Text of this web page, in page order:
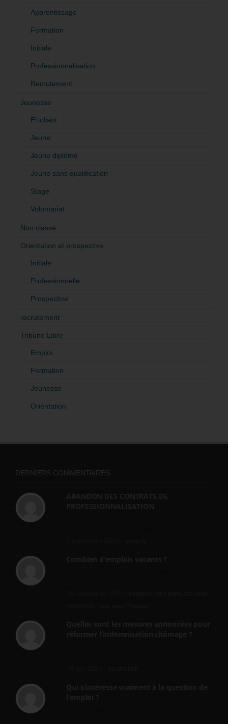
Apprentissage
Formation
Initiale
Professionnalisation
Recrutement
Jeunesse
Etudiant
Jeune
Jeune diplômé
Jeune sans qualification
Stage
Volontariat
Non classé
Orientation et prospective
Initiale
Professionnelle
Prospective
recrutement
Tribune Libre
Emploi
Formation
Jeunesse
Orientation
DERNIERS COMMENTAIRES